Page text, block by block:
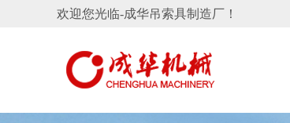
欢迎您光临-成华吊索具制造厂！